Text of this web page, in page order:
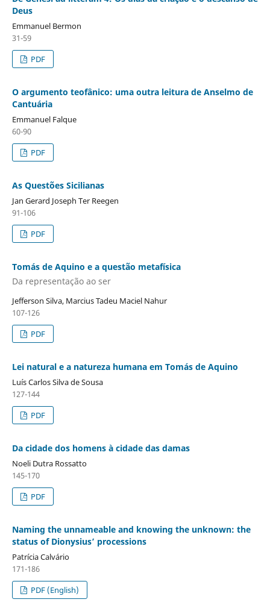
Deus
Emmanuel Bermon
31-59
PDF
O argumento teofânico: uma outra leitura de Anselmo de
Cantuária
Emmanuel Falque
60-90
PDF
As Questões Sicilianas
Jan Gerard Joseph Ter Reegen
91-106
PDF
Tomás de Aquino e a questão metafísica
Da representação ao ser
Jefferson Silva, Marcius Tadeu Maciel Nahur
107-126
PDF
Lei natural e a natureza humana em Tomás de Aquino
Luís Carlos Silva de Sousa
127-144
PDF
Da cidade dos homens à cidade das damas
Noeli Dutra Rossatto
145-170
PDF
Naming the unnameable and knowing the unknown: the
status of Dionysius’ processions
Patrícia Calvário
171-186
PDF (English)